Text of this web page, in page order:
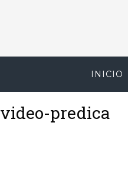
INICIO
video-predica